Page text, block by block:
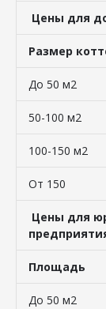
Цены для
Размер
До 50 м2
50-100 м2
100-150 м2
От 150
Цены для
Площадь
До 50 м2